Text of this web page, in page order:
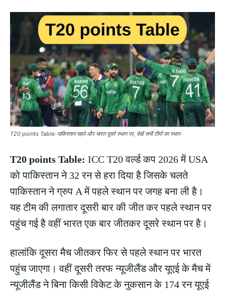
T20 points Table: पाकिस्तान पहले और भारत दूसरे स्थान पर, देखें सभी टीमों का स्थान
T20 points Table: ICC T20 वर्ल्ड कप 2026 में USA
को पाकिस्तान ने 32 रन से हरा दिया है जिसके चलते
पाकिस्तान ने ग्रुप A में पहले स्थान पर जगह बना ली है।
यह टीम की लगातार दूसरी बार की जीत कर पहले स्थान पर
पहुंच गई है वहीं भारत एक बार जीतकर दूसरे स्थान पर है।
हालांकि दूसरा मैच जीतकर फिर से पहले स्थान पर भारत
पहुंच जाएगा। वहीं दूसरी तरफ न्यूजीलैंड और यूएई के मैच में
न्यूजीलैंड ने बिना किसी विकेट के नुकसान के 174 रन यूएई